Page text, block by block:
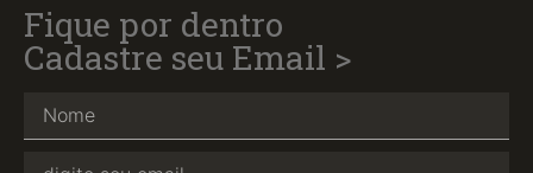
Fique por dentro
Cadastre seu Email >